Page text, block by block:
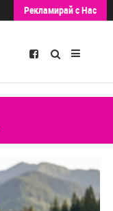
Рекламирай с Нас
Търсене